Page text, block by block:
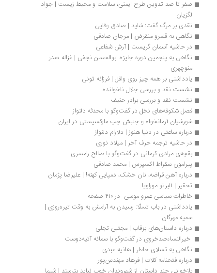
لگزیان
نقدی بر مرگ گفت: شاید | صادق وفایی
نگاهی به قلمرو منقرض | مرجان صادقی
در حاشیه آسمان گریست | آرش شفاعی
منوچهری
یادداشتی بر همه ‌چیز روی وافل | فرزانه تونی
نشست نقد و بررسی جلال ناخوانده
نشست نقد و بررسی برادر حنیف
فصل شکوفه‌های نخل در گفت‌وگو با محدثه دلنواز
شورشیان‌ آرمانخواه و جنبش‌ چپ‌ مارکسیستی‌ در ایران
درباره ساعتی در دنیا هنوز | دلارام دلنواز
در حاشیه ترجمه حرف آخر | میلاد نوری
بقچه‌ی مرادی کرمانی در گفت‌وگو با صالح رامسری
پیرامون سقراط اکسپرس | محمد صادقی
درباره آهن قراضه، نان خشک، دمپایی کهنه! | علیرضا پژمان
تحقیر | آلبرتو موراویا
خاطرات سیاسی عمرو موسی  در ۴۱۰ صفحه
سمیه مهرگان
درباره داستان‌های بزقاب | مجتبی تجلی
خیرالنساءصدخروی در گفت‌وگو با سمانه آتیه‌دوست
نگاهی به تسلای خاطر | هانیه عبدی
درباره‌ فتحنامه کلات | فرهاد مهندس‌پور